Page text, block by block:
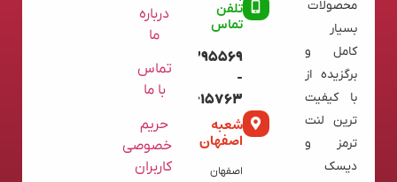
محصولات
بسیار
کامل و
برگزیده از
با کیفیت
ترین لنت
ترمز و
دیسک
تلفن
تماس
09120395569
-
02136615763
شعبه
اصفهان
اصفهان
درباره
ما
تماس
با ما
حریم
خصوصی
کاربران